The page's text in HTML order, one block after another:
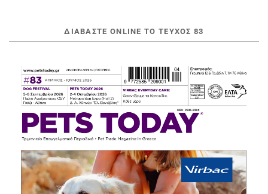
ΔΙΑΒΆΣΤΕ ONLINE ΤΟ ΤΕΎΧΟΣ 83